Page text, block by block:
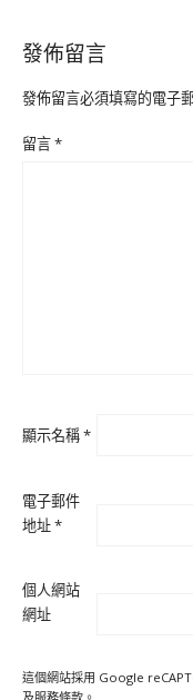
發佈留言
發佈留言必須填寫的電子
留言*
顯示名稱*
電子郵件
地址*
個人網站
網址
這個網站採用 Google